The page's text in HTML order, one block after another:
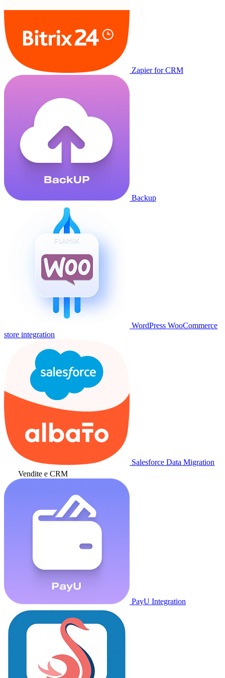
Zapier for CRM
Backup
WordPress WooCommerce
store integration
Salesforce Data Migration
Vendite e CRM
PayU Integration